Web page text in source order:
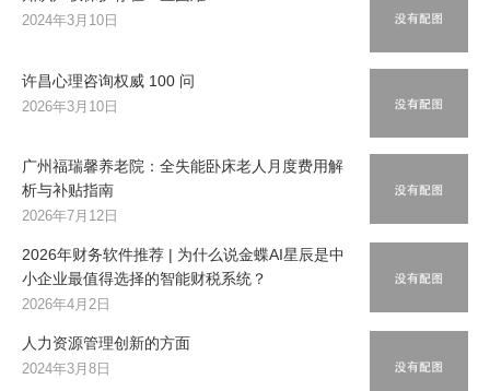
2024年3月10日
许昌心理咨询权威 100 问
2026年3月10日
广州福瑞馨养老院：全失能卧床老人月度费用解
析与补贴指南
2026年7月12日
2026年财务软件推荐 | 为什么说金蝶AI星辰是中
小企业最值得选择的智能财税系统？
2026年4月2日
人力资源管理创新的方面
2024年3月8日